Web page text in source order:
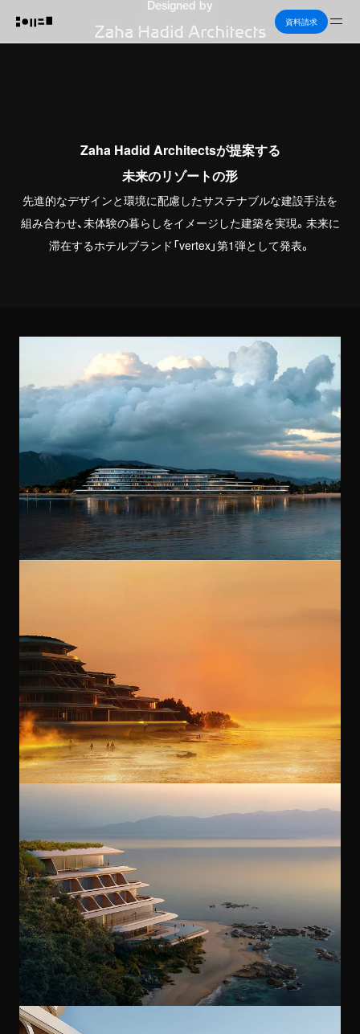
資料請求
Designed by
Zaha Hadid Architectsが提案する
未来のリゾートの形
先進的なデザインと環境に配慮したサステナブルな建設手法を
組み合わせ、未体験の暮らしをイメージした建築を実現。未来に
滞在するホテルブランド「vertex」第1弾として発表。